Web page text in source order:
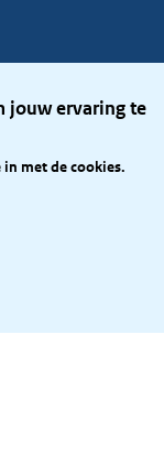
jouw ervaring te
met de cookies.